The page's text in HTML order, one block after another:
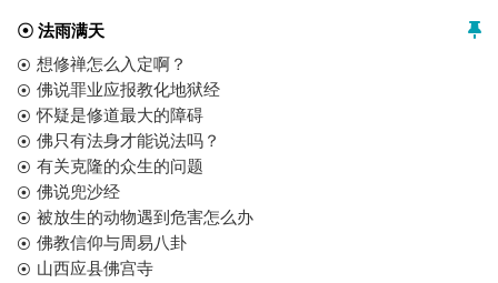
☉ 法雨满天
想修禅怎么入定啊？
佛说罪业应报教化地狱经
怀疑是修道最大的障碍
佛只有法身才能说法吗？
有关克隆的众生的问题
佛说兜沙经
被放生的动物遇到危害怎么办
佛教信仰与周易八卦
山西应县佛宫寺